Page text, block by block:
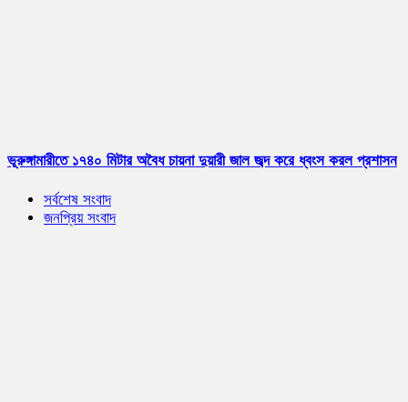
ভূরুঙ্গামারীতে ১৭৪০ মিটার অবৈধ চায়না দুয়ারী জাল জব্দ করে ধ্বংস করল প্রশাসন
সর্বশেষ সংবাদ
জনপ্রিয় সংবাদ